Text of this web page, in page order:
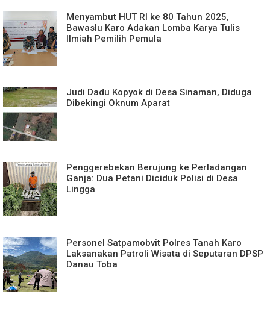
Menyambut HUT RI ke 80 Tahun 2025,
Bawaslu Karo Adakan Lomba Karya Tulis
Ilmiah Pemilih Pemula
Judi Dadu Kopyok di Desa Sinaman, Diduga
Dibekingi Oknum Aparat
Penggerebekan Berujung ke Perladangan
Ganja: Dua Petani Diciduk Polisi di Desa
Lingga
Personel Satpamobvit Polres Tanah Karo
Laksanakan Patroli Wisata di Seputaran DPSP
Danau Toba